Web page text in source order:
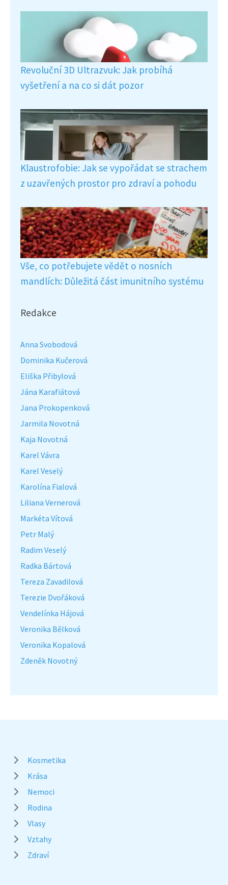
Revoluční 3D Ultrazvuk: Jak probíhá
vyšetření a na co si dát pozor
Klaustrofobie: Jak se vypořádat se strachem
z uzavřených prostor pro zdraví a pohodu
Vše, co potřebujete vědět o nosních
mandlích: Důležitá část imunitního systému
Redakce
Anna Svobodová
Dominika Kučerová
Eliška Přibylová
Jána Karafiátová
Jana Prokopenková
Jarmila Novotná
Kaja Novotná
Karel Vávra
Karel Veselý
Karolína Fialová
Liliana Vernerová
Markéta Vítová
Petr Malý
Radim Veselý
Radka Bártová
Tereza Zavadilová
Terezie Dvořáková
Vendelínka Hájová
Veronika Bělková
Veronika Kopalová
Zdeněk Novotný
Kosmetika
Krása
Nemoci
Rodina
Vlasy
Vztahy
Zdraví